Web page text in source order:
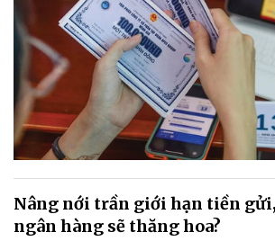
Nâng nới trần giới hạn tiền
ngân hàng sẽ thăng hoa?